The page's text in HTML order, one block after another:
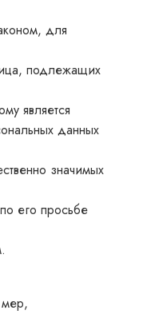
для
подлежащих
является
данных
значимых
его просьбе
мер,